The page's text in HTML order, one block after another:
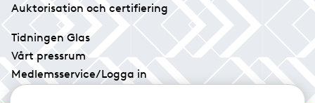
Auktorisation och certifiering
Tidningen Glas
Vårt pressrum
Medlemsservice/Logga in